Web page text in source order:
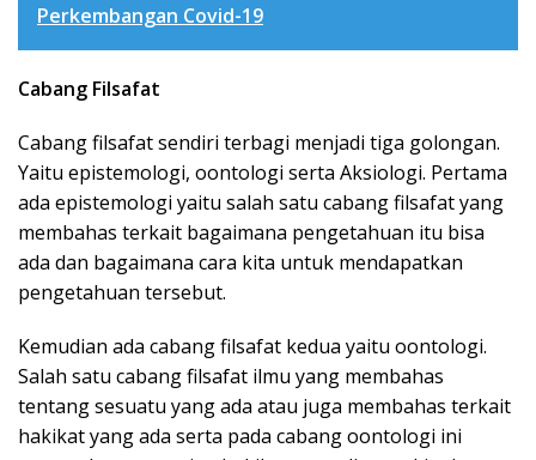
Perkembangan Covid-19
Cabang Filsafat
Cabang filsafat sendiri terbagi menjadi tiga golongan.
Yaitu epistemologi, oontologi serta Aksiologi. Pertama
ada epistemologi yaitu salah satu cabang filsafat yang
membahas terkait bagaimana pengetahuan itu bisa
ada dan bagaimana cara kita untuk mendapatkan
pengetahuan tersebut.
Kemudian ada cabang filsafat kedua yaitu oontologi.
Salah satu cabang filsafat ilmu yang membahas
tentang sesuatu yang ada atau juga membahas terkait
hakikat yang ada serta pada cabang oontologi ini